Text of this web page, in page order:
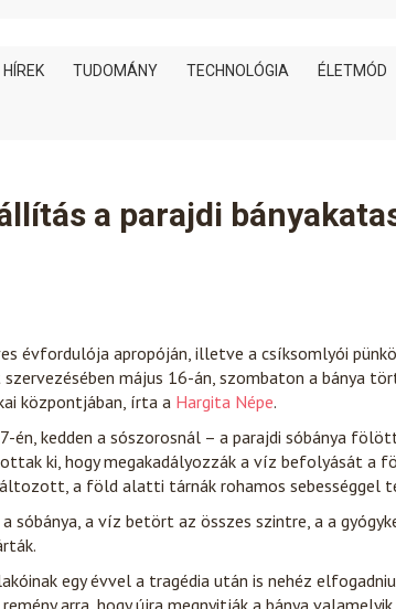
HÍREK TUDOMÁNY TECHNOLÓGIA ÉLETMÓD
a parajdi
évfordulója apropóján, illetve a csíksomlyói
május 16-án, szombaton a bánya
központjában, írta a Hargita Népe.
én, kedden a sószorosnál – a parajdi sóbánya
ki, hogy megakadályozzák a víz befolyását a
a föld alatti tárnák rohamos sebességgel
sóbánya, a víz betört az összes szintre, a a
egy évvel a tragédia után is nehéz
arra, hogy újra megnyitják a bánya